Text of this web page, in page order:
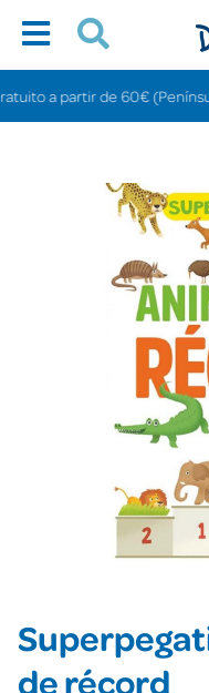
a partir de 60€ (Península).
de récord